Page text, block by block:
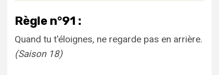
Règle n°91 :
Quand tu t'éloignes, ne regarde pas en arrière.
(Saison 18)